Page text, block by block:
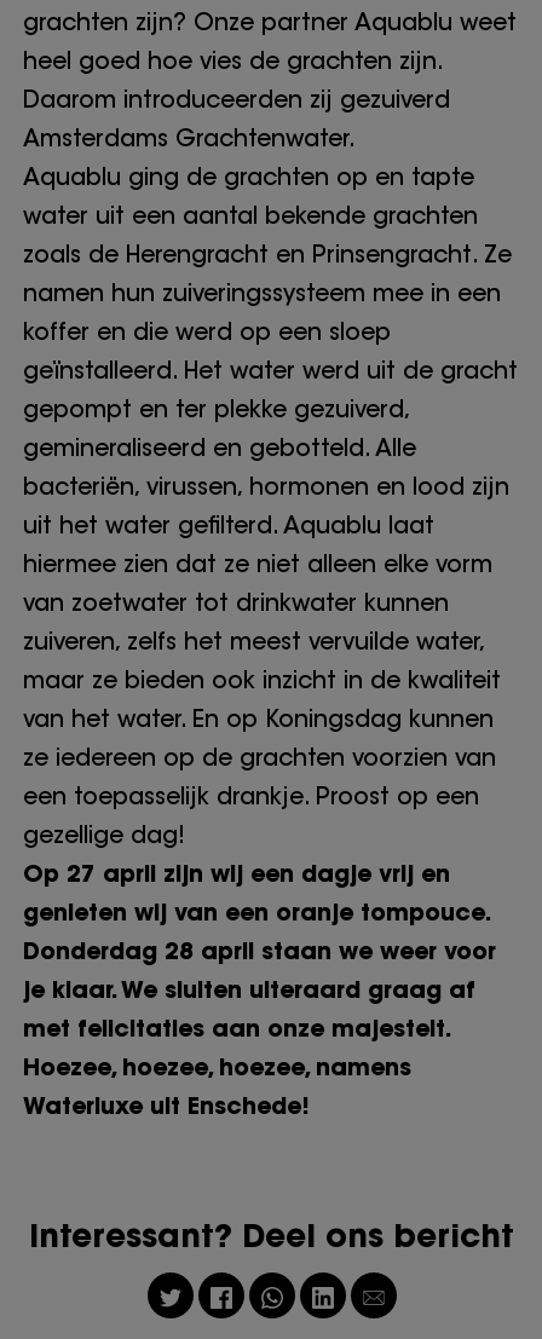
grachten zijn? Onze partner Aquablu weet
heel goed hoe vies de grachten zijn.
Daarom introduceerden zij gezuiverd
Amsterdams Grachtenwater.
Aquablu ging de grachten op en tapte
water uit een aantal bekende grachten
zoals de Herengracht en Prinsengracht. Ze
namen hun zuiveringssysteem mee in een
koffer en die werd op een sloep
geïnstalleerd. Het water werd uit de gracht
gepompt en ter plekke gezuiverd,
gemineraliseerd en gebotteld. Alle
bacteriën, virussen, hormonen en lood zijn
uit het water gefilterd. Aquablu laat
hiermee zien dat ze niet alleen elke vorm
van zoetwater tot drinkwater kunnen
zuiveren, zelfs het meest vervuilde water,
maar ze bieden ook inzicht in de kwaliteit
van het water. En op Koningsdag kunnen
ze iedereen op de grachten voorzien van
een toepasselijk drankje. Proost op een
gezellige dag!
Op 27 april zijn wij een dagje vrij en
genieten wij van een oranje tompouce.
Donderdag 28 april staan we weer voor
je klaar. We sluiten uiteraard graag af
met felicitaties aan onze majesteit.
Hoezee, hoezee, hoezee, namens
Waterluxe uit Enschede!
Interessant? Deel ons bericht